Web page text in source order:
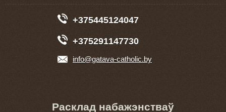
+375445124047
+375291147730
info@gatava-catholic.by
Расклад набажэнстваў